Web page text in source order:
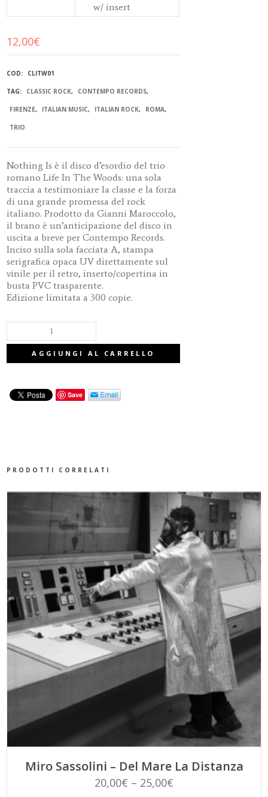
w/ insert
12,00€
COD: CLITW01
TAG: CLASSIC ROCK, CONTEMPO RECORDS,
FIRENZE, ITALIAN MUSIC, ITALIAN ROCK, ROMA,
TRIO
Nothing Is è il disco d’esordio del trio
romano Life In The Woods: una sola
traccia a testimoniare la classe e la forza
di una grande promessa del rock
italiano. Prodotto da Gianni Maroccolo,
il brano è un’anticipazione del disco in
uscita a breve per Contempo Records.
Inciso sulla sola facciata A, stampa
serigrafica opaca UV direttamente sul
vinile per il retro, inserto/copertina in
busta PVC trasparente.
Edizione limitata a 300 copie.
THE
AGGIUNGI AL CARRELLO
Save
PRODOTTI CORRELATI
Miro Sassolini – Del Mare La Distanza
20,00€ – 25,00€